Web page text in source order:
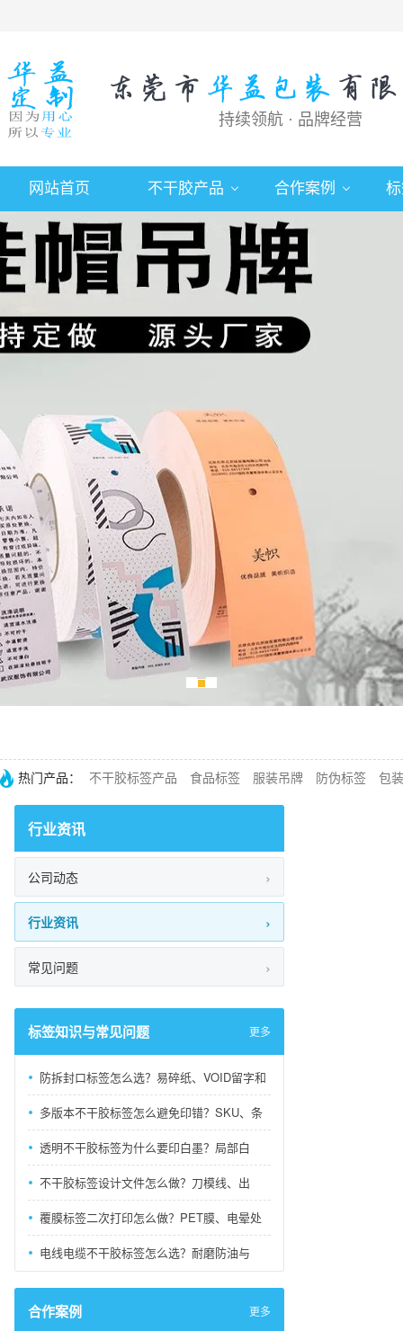
持续领航 · 品牌经营
网站首页 不干胶产品 合作案例
热门产品： 不干胶标签产品 食品标签 服装吊牌 防伪标签 包
行业资讯
公司动态
行业资讯
常见问题
标签知识与常见问题 更多
防拆封口标签怎么选？易碎纸、VOID留字和
多版本不干胶标签怎么避免印错？SKU、条
透明不干胶标签为什么要印白墨？局部白
不干胶标签设计文件怎么做？刀模线、出
覆膜标签二次打印怎么做？PET膜、电晕处
电线电缆不干胶标签怎么选？耐磨防油与
合作案例 更多